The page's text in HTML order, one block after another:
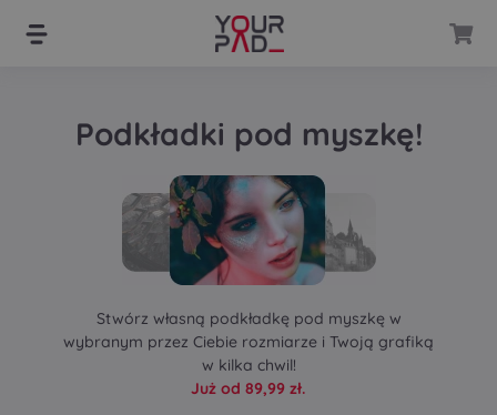
Przejdź
Przejdź
Podkładki pod myszkę!
Stwórz własną podkładkę pod myszkę w
wybranym przez Ciebie rozmiarze i Twoją grafiką
w kilka chwil!
Już od 89,99 zł.